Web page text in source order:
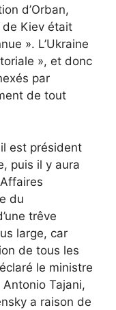
d’Orban,
de Kiev était
». L’Ukraine
», et donc
par
de tout
est président
puis il y aura
du
trêve
large, car
de tous les
le ministre
Tajani,
a raison de